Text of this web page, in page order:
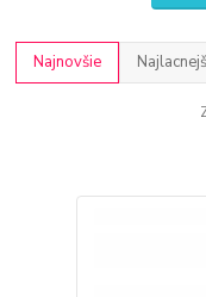
Najnovšie